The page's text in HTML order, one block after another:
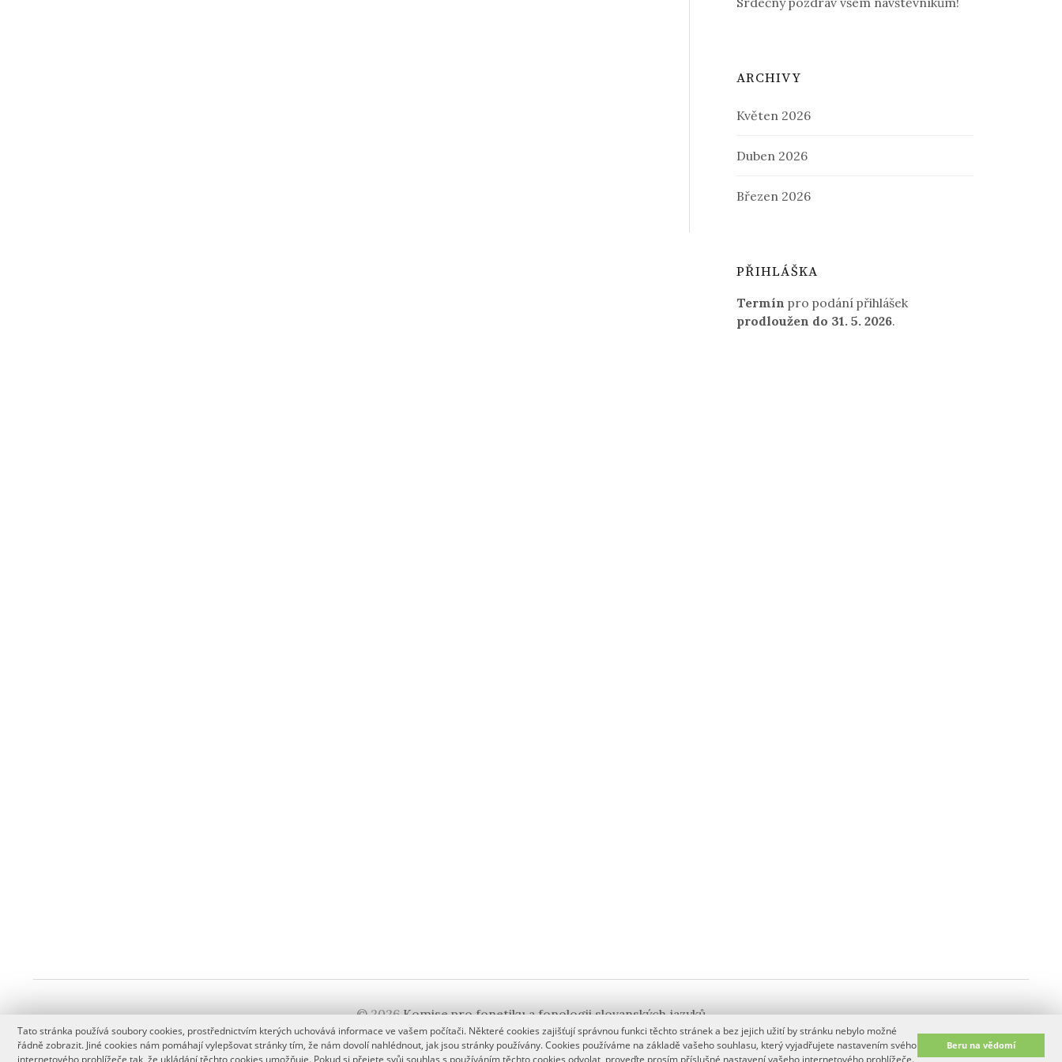
Tato stránka používá soubory cookies, prostřednictvím kterých uchovává informace ve vašem počítači. Některé cookies zajišťují správnou funkci těchto stránek a bez jejich užití by stránku nebylo možné
řádně zobrazit. Jiné cookies nám pomáhají vylepšovat stránky tím, že nám dovolí nahlédnout, jak jsou stránky používány. Cookies používáme na základě vašeho souhlasu, který vyjadřujete nastavením svého
internetového prohlížeče tak, že ukládání těchto cookies umožňuje. Pokud si přejete svůj souhlas s používáním těchto cookies odvolat, proveďte prosím příslušné nastavení vašeho internetového prohlížeče.
Beru na vědomí
ARCHIVY
Květen 2026
Duben 2026
Březen 2026
PŘIHLÁŠKA
Termínpro podání přihlášek
prodloužen do 31. 5. 2026.
© 2026Komise pro fonetiku a fonologii slovanských jazyků
PoužíváWordPress(v češtině)|Šablona:Graphyod Themegraphy